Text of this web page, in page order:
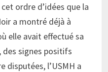
ordre d’idées que la
a montré déjà à
elle avait effectué sa
des signes positifs
disputées, l’USMH a